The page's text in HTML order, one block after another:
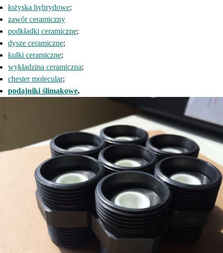
łożyska hybrydowe;
zawór ceramiczny
podkładki ceramiczne;
dysze ceramiczne;
kulki ceramiczne;
wykładzina ceramiczna;
chester molecular;
podajniki ślimakowe.